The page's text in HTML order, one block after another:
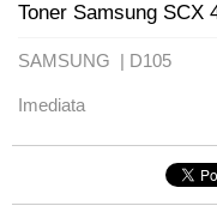
Toner Samsung SCX
SAMSUNG | D105
Imediata